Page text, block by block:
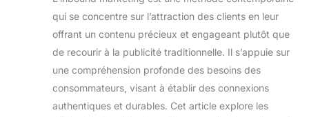
qui se concentre sur l’attraction des clients en leur
offrant un contenu précieux et engageant plutôt que
de recourir à la publicité traditionnelle. Il s’appuie sur
une compréhension profonde des besoins des
consommateurs, visant à établir des connexions
authentiques et durables. Cet article explore les